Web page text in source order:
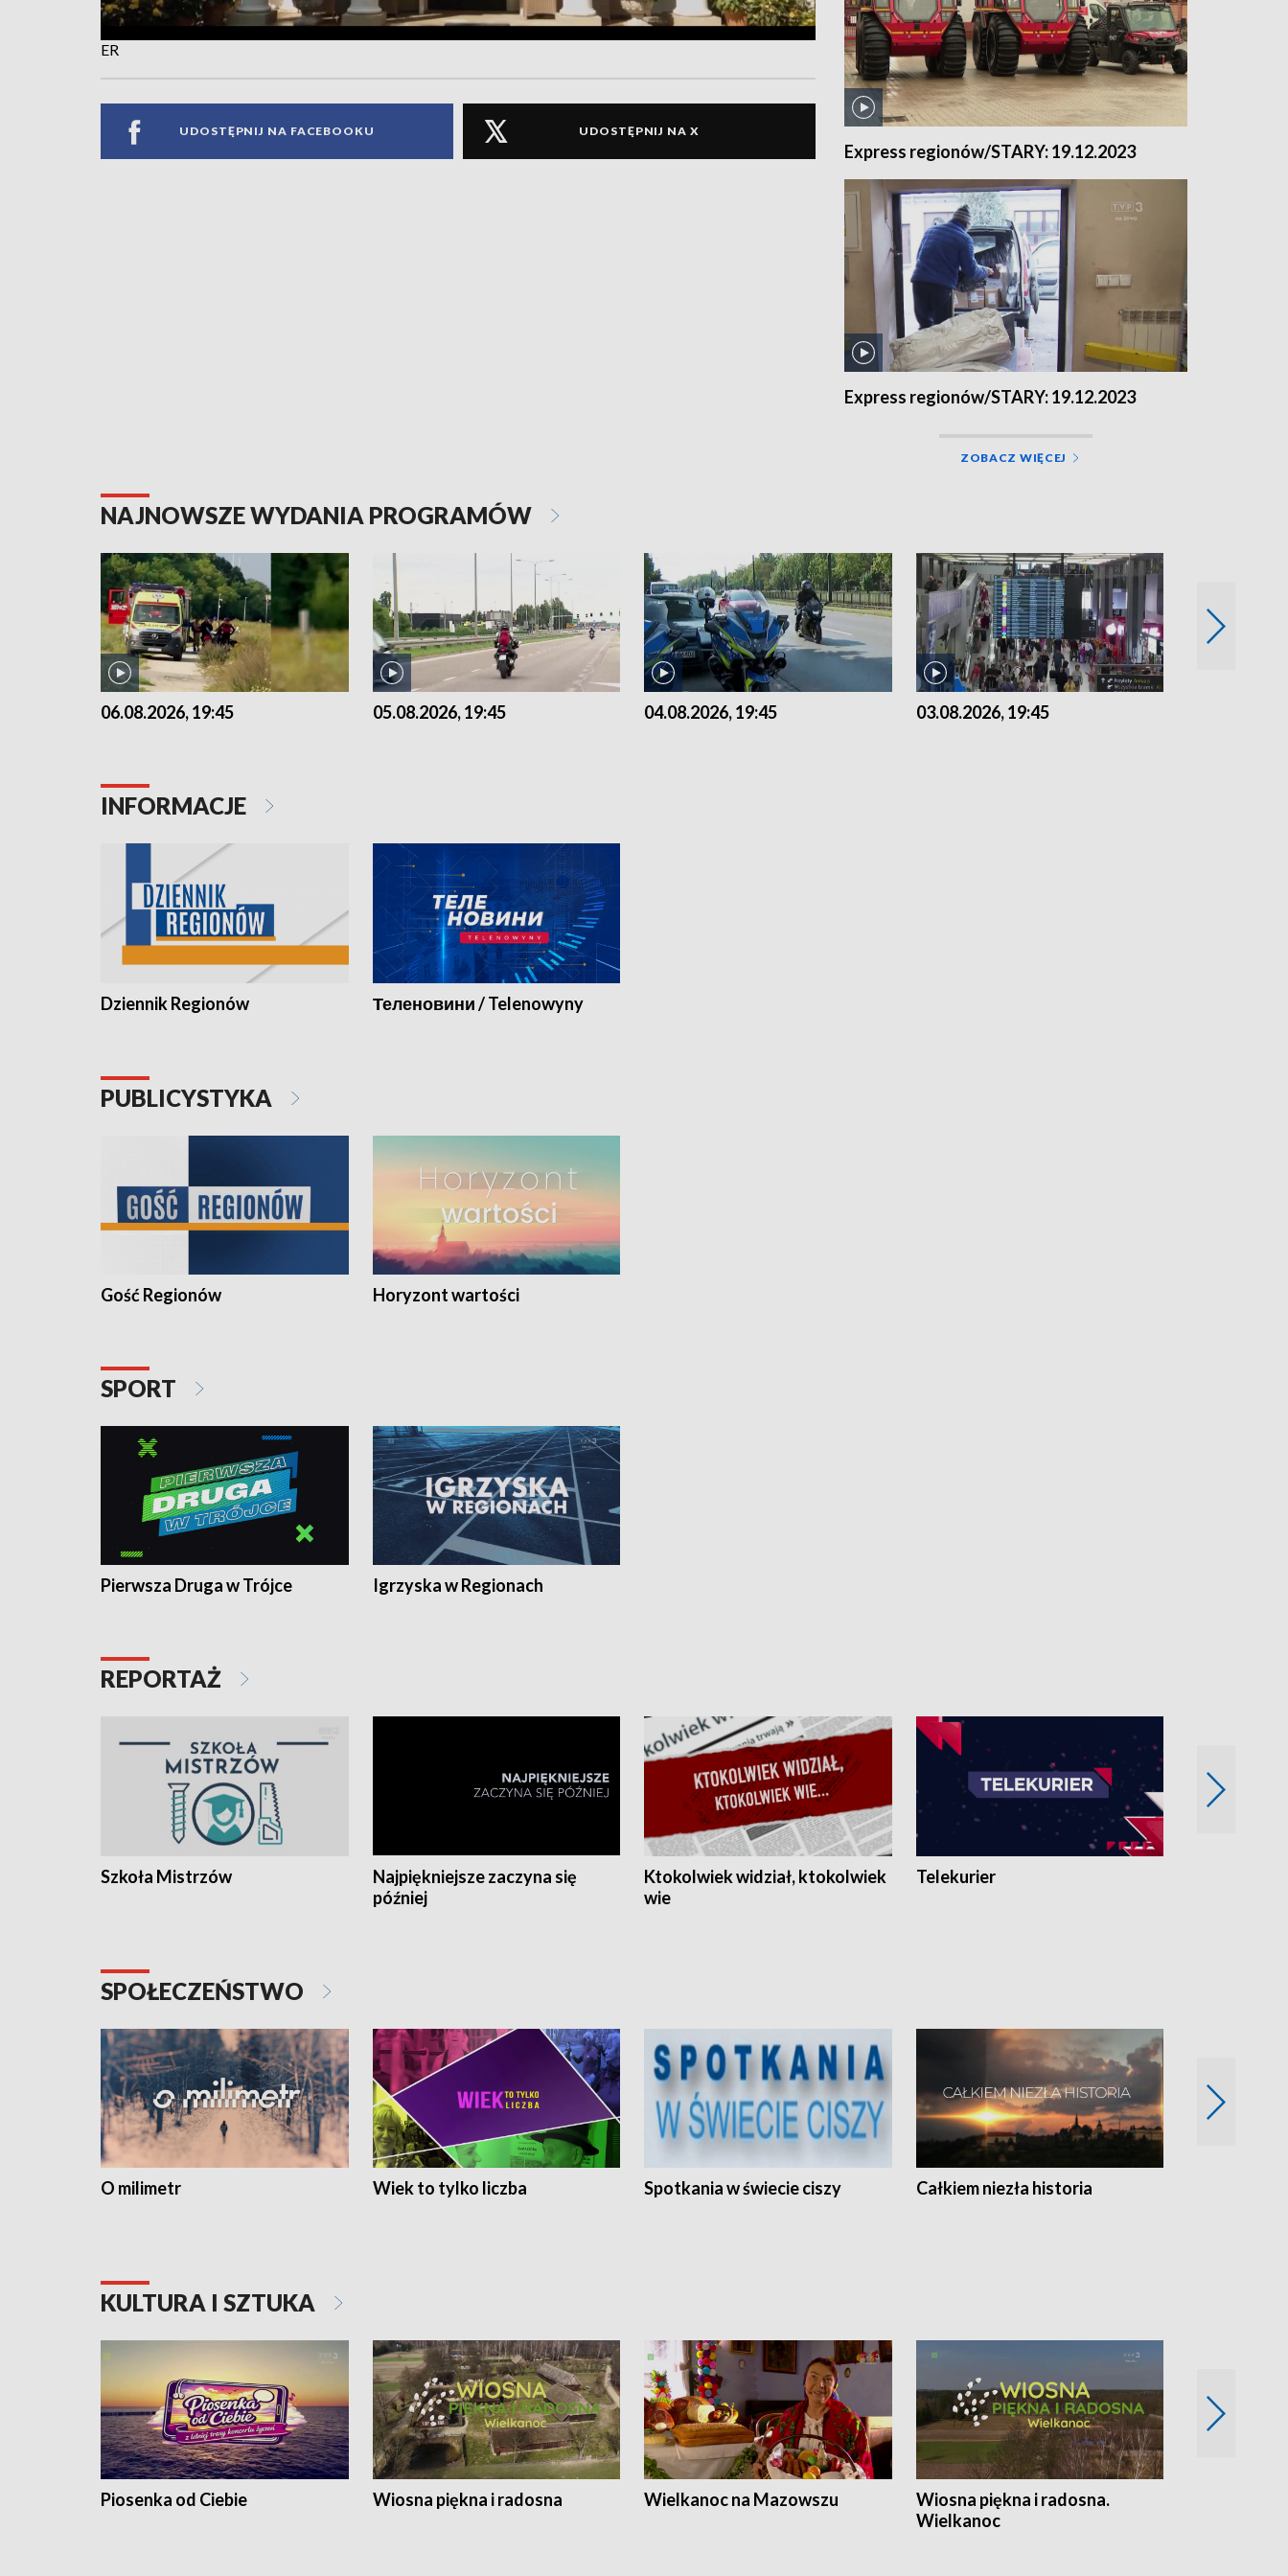
ER
UDOSTĘPNIJ NA FACEBOOKU UDOSTĘPNIJ NA X
Express regionów/STARY: 19.12.2023
Express regionów/STARY: 19.12.2023
ZOBACZ WIĘCEJ
NAJNOWSZE WYDANIA PROGRAMÓW
06.08.2026, 19:45 05.08.2026, 19:45 04.08.2026, 19:45 03.08.2026, 19:45
INFORMACJE
Dziennik Regionów Теленовини / Telenowyny
PUBLICYSTYKA
Gość Regionów Horyzont wartości
SPORT
Pierwsza Druga w Trójce Igrzyska w Regionach
REPORTAŻ
Szkoła Mistrzów
Najpiękniejsze zaczyna się
później
Ktokolwiek widział, ktokolwiek
wie
Telekurier
SPOŁECZEŃSTWO
O milimetr Wiek to tylko liczba Spotkania w świecie ciszy Całkiem niezła historia
KULTURA I SZTUKA
Piosenka od Ciebie Wiosna piękna i radosna Wielkanoc na Mazowszu
Wiosna piękna i radosna.
Wielkanoc